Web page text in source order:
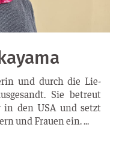
und durch die Lie­
Sie betreut
in den USA und setzt
und Frau­en ein.